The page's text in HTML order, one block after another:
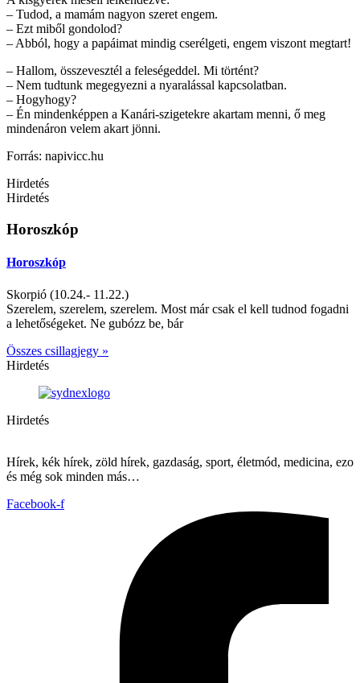
– Tudod, a mamám nagyon szeret engem.
– Ezt miből gondolod?
– Abból, hogy a papáimat mindig cserélgeti, engem viszont megtart!
– Hallom, összevesztél a feleségeddel. Mi történt?
– Nem tudtunk megegyezni a nyaralással kapcsolatban.
– Hogyhogy?
– Én mindenképpen a Kanári-szigetekre akartam menni, ő meg
mindenáron velem akart jönni.
Forrás: napivicc.hu
Hirdetés
Hirdetés
Horoszkóp
Horoszkóp
Skorpió (10.24.- 11.22.)
Szerelem, szerelem, szerelem. Most már csak el kell tudnod fogadni
a lehetőségeket. Ne gubózz be, bár
Összes csillagjegy »
Hirdetés
Hirdetés
Hírek, kék hírek, zöld hírek, gazdaság, sport, életmód, medicina, ezo
és még sok minden más…
Facebook-f